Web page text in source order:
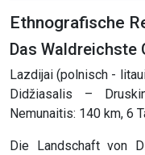
Ethnografische
Das Waldreichste
Lazdijai (polnisch -
Didžiasalis –
Nemunaitis: 140 km, 6
Die Landschaft von